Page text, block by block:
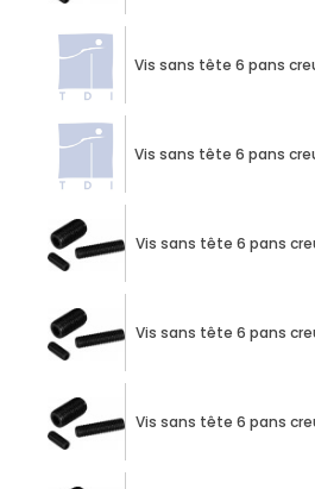
Vis sans tête 6 pans
Vis sans tête 6 pans
Vis sans tête 6 pans
Vis sans tête 6 pans
Vis sans tête 6 pans